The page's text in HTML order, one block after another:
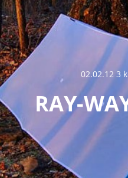
02.02.12 3
RAY-